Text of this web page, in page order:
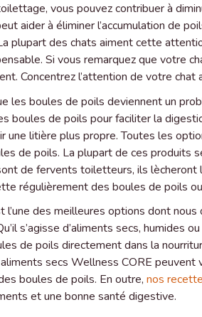
vous pouvez contribuer à
aider à éliminer l’accumulation de
plupart des chats aiment cette
Si vous remarquez que votre
Concentrez l’attention de votre
les boules de poils deviennent un
boules de poils pour faciliter la
litière plus propre. Toutes les
de poils. La plupart de ces produits
de fervents toiletteurs, ils lècheront
régulièrement des boules de poils
l’une des meilleures options dont
s’agisse d’aliments secs, humides
de poils directement dans la
secs Wellness CORE
boules de poils. En outre, nos
et une bonne santé digestive.